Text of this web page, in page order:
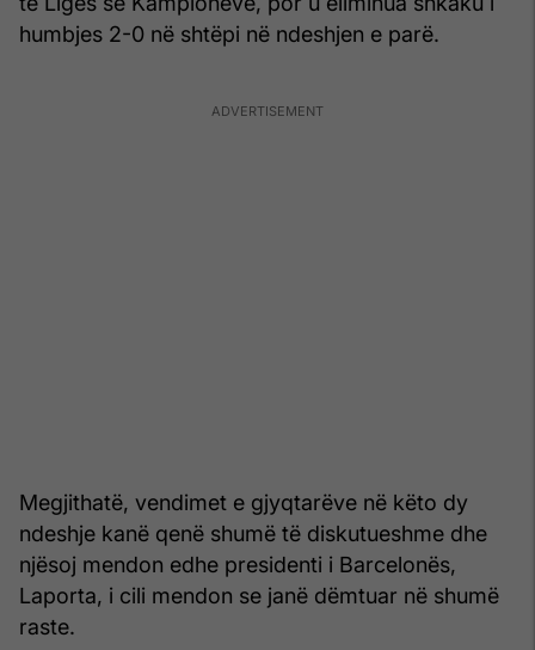
humbjes 2-0 në shtëpi në ndeshjen e parë.
Megjithatë, vendimet e gjyqtarëve në këto dy
ndeshje kanë qenë shumë të diskutueshme dhe
njësoj mendon edhe presidenti i Barcelonës,
Laporta, i cili mendon se janë dëmtuar në shumë
raste.